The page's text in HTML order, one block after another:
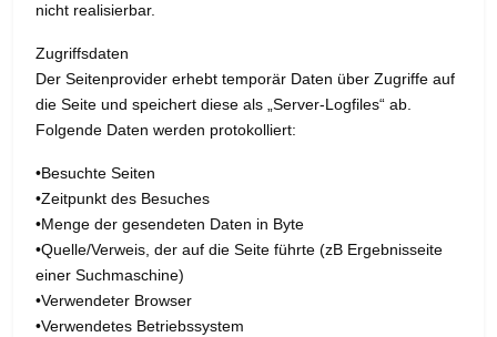
nicht realisierbar.
Zugriffsdaten
Der Seitenprovider erhebt temporär Daten über Zugriffe auf
die Seite und speichert diese als „Server-Logfiles“ ab.
Folgende Daten werden protokolliert:
•Besuchte Seiten
•Zeitpunkt des Besuches
•Menge der gesendeten Daten in Byte
•Quelle/Verweis, der auf die Seite führte (zB Ergebnisseite
einer Suchmaschine)
•Verwendeter Browser
•Verwendetes Betriebssystem